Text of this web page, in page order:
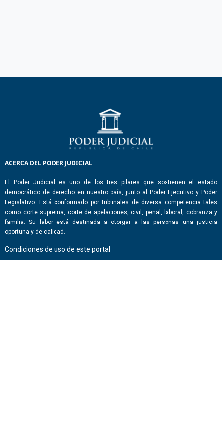
ACERCA DEL PODER JUDICIAL
El Poder Judicial es uno de los tres pilares que sostienen el estado
democrático de derecho en nuestro país, junto al Poder Ejecutivo y Poder
Legislativo. Está conformado por tribunales de diversa competencia tales
como corte suprema, corte de apelaciones, civil, penal, laboral, cobranza y
familia. Su labor está destinada a otorgar a las personas una justicia
oportuna y de calidad.
Condiciones de uso de este portal